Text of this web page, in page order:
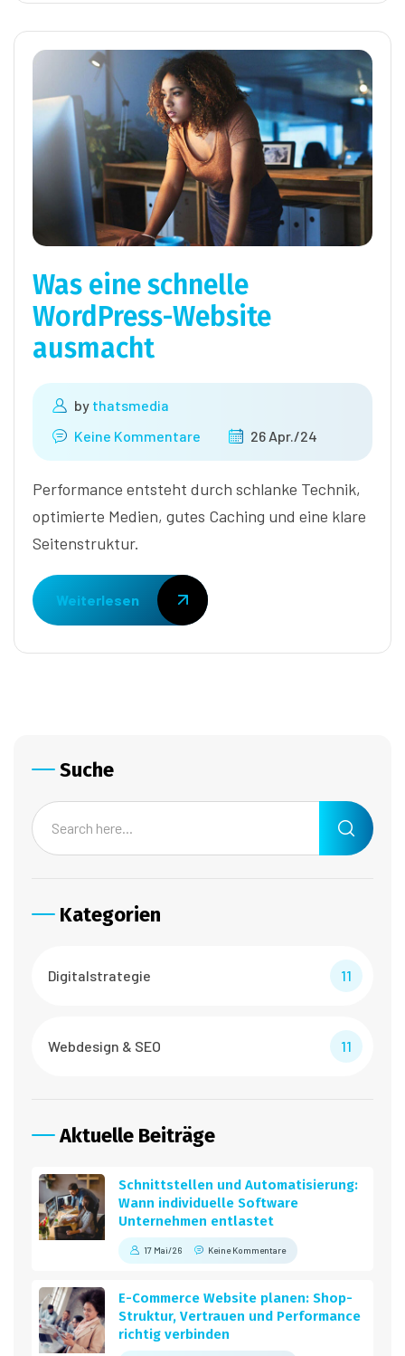
Was eine schnelle
WordPress-Website
ausmacht
by thatsmedia
Keine Kommentare
26 Apr./24
Performance entsteht durch schlanke Technik,
optimierte Medien, gutes Caching und eine klare
Seitenstruktur.
Weiterlesen
Suche
Kategorien
Digitalstrategie 11
Webdesign & SEO 11
Aktuelle Beiträge
Schnittstellen und Automatisierung:
Wann individuelle Software
Unternehmen entlastet
17 Mai/26 Keine Kommentare
E-Commerce Website planen: Shop-
Struktur, Vertrauen und Performance
richtig verbinden